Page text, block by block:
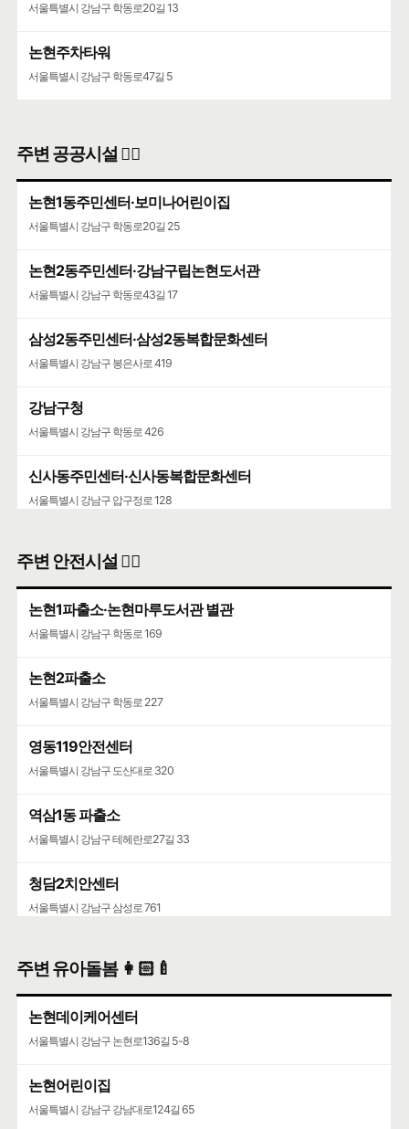
서울특별시 강남구 학동로20길 13
논현주차타워
서울특별시 강남구 학동로47길 5
주변 공공시설 👨‍✈️
논현1동주민센터·보미나어린이집
서울특별시 강남구 학동로20길 25
논현2동주민센터·강남구립논현도서관
서울특별시 강남구 학동로43길 17
삼성2동주민센터·삼성2동복합문화센터
서울특별시 강남구 봉은사로 419
강남구청
서울특별시 강남구 학동로 426
신사동주민센터·신사동복합문화센터
서울특별시 강남구 압구정로 128
주변 안전시설 👮‍♀️
논현1파출소·논현마루도서관 별관
서울특별시 강남구 학동로 169
논현2파출소
서울특별시 강남구 학동로 227
영동119안전센터
서울특별시 강남구 도산대로 320
역삼1동 파출소
서울특별시 강남구 테헤란로27길 33
청담2치안센터
서울특별시 강남구 삼성로 761
주변 유아돌봄 👩🏻‍🍼
논현데이케어센터
서울특별시 강남구 논현로136길 5-8
논현어린이집
서울특별시 강남구 강남대로124길 65